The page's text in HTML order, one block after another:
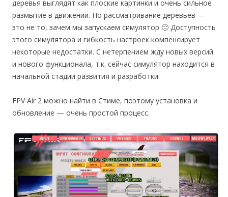
деревья выглядят как плоские картинки и очень сильное
размытие в движении. Но рассматривание деревьев —
это не то, зачем мы запускаем симулятор 🙂 Доступность
этого симулятора и гибкость настроек компенсирует
некоторые недостатки. С нетерпением жду новых версий
и нового функционала, т.к. сейчас симулятор находится в
начальной стадии развития и разработки.
FPV Air 2 можно найти в Стиме, поэтому установка и
обновление — очень простой процесс.